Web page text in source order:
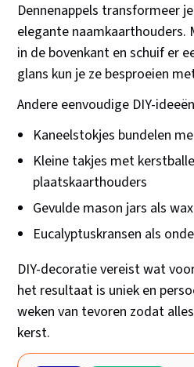
Dennenappels transformeer
elegante naamkaarthouders.
in de bovenkant en schuif er
glans kun je ze besproeien
Andere eenvoudige DIY-
Kaneelstokjes bundelen
Kleine takjes met
plaatskaarthouders
Gevulde mason jars als
Eucalyptuskransen als
DIY-decoratie vereist wat
het resultaat is uniek en
weken van tevoren zodat
kerst.